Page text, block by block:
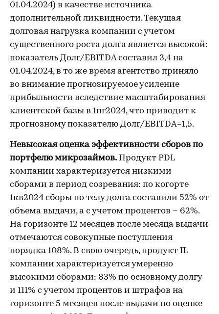
01.04.2024) в качестве источника
дополнительной ликвидности. Текущая
долговая нагрузка компании с учетом
существенного роста долга является высокой:
показатель Долг/EBITDA составил 3,4 на
01.04.2024, в то же время агентство приняло
во внимание прогнозируемое усиление
прибыльности вследствие масштабирования
клиентской базы в 1пг2024, что приводит к
прогнозному показателю Долг/EBITDA=1,5.
Невысокая оценка эффективности сборов по
портфелю микрозаймов. Продукт PDL
компании характеризуется низкими
сборами в период созревания: по когорте
1кв2024 сборы по телу долга составили 52% от
объема выдачи, а с учетом процентов – 62%.
На горизонте 12 месяцев после месяца выдачи
отмечаются совокупные поступления
порядка 108%. В свою очередь, продукт IL
компании характеризуется умеренно
высокими сборами: 83% по основному долгу
и 111% с учетом процентов и штрафов на
горизонте 5 месяцев после выдачи по оценке